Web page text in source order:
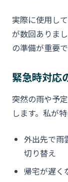
実際に使用し
が数回ありま
の準備が重要で
緊急時対応
突然の雨や予
します。私が
外出先で雨
切り替え
帰宅が遅く